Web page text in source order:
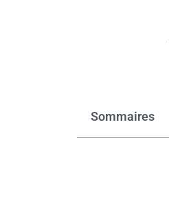
Sommaires